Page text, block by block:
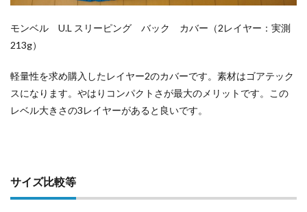
モンベル U.L スリーピング バック カバー（2レイヤー：実測
213g）
軽量性を求め購入したレイヤー2のカバーです。素材はゴアテック
スになります。やはりコンパクトさが最大のメリットです。この
レベル大きさの3レイヤーがあると良いです。
サイズ比較等